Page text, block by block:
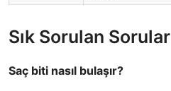
Sık Sorulan Sorular
Saç biti nasıl bulaşır?